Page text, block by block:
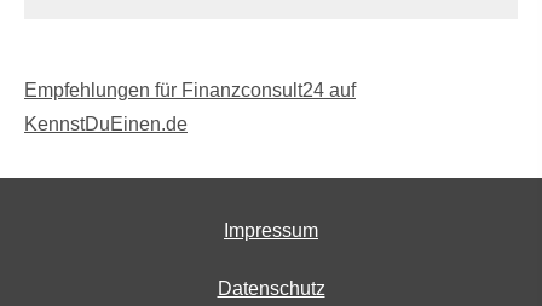
Empfehlungen für Finanzconsult24 auf
KennstDuEinen.de
Impressum
Datenschutz